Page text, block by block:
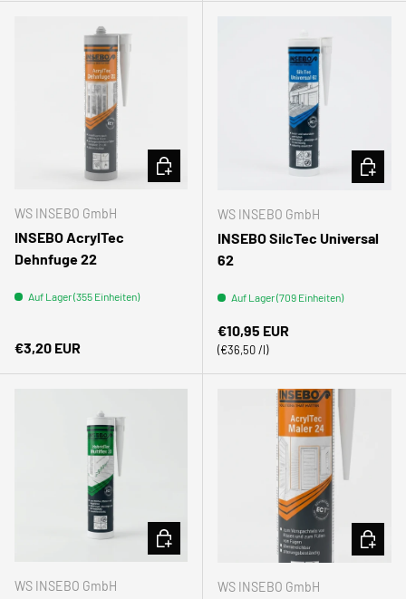
WS INSEBO GmbH
INSEBO AcrylTec
Dehnfuge 22
Auf Lager (355 Einheiten)
Normaler Preis
€3,20 EUR
OPTIONEN AUSWÄHLEN
WS INSEBO GmbH
INSEBO SilcTec Universal
62
Auf Lager (709 Einheiten)
Normaler Preis
€10,95 EUR
Grundpreis
€36,50 /l
WS INSEBO GmbH
OPTIONEN AUSWÄHLEN
WS INSEBO GmbH